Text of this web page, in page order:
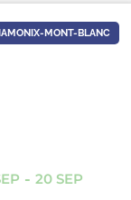
MONT-BLANC
- 4 SEP